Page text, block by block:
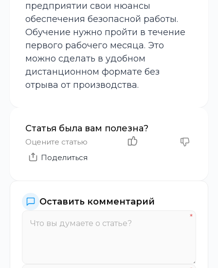
предприятии свои нюансы
обеспечения безопасной работы.
Обучение нужно пройти в течение
первого рабочего месяца. Это
можно сделать в удобном
дистанционном формате без
отрыва от производства.
Статья была вам полезна?
Оцените статью
Поделиться
Оставить комментарий